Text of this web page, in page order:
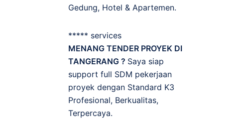
Gedung, Hotel & Apartemen.
***** services
MENANG TENDER PROYEK DI
TANGERANG ? Saya siap
support full SDM pekerjaan
proyek dengan Standard K3
Profesional, Berkualitas,
Terpercaya.